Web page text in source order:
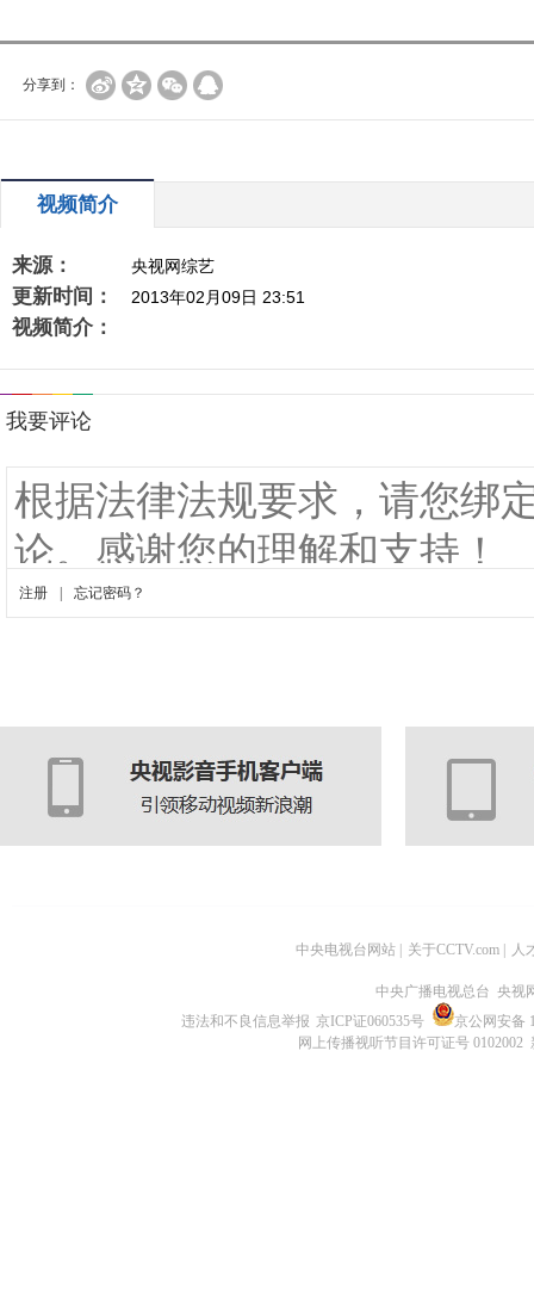
分享到：
视频简介
来源： 央视网综艺
更新时间： 2013年02月09日 23:51
视频简介：
中央电视台网站 关于CCTV.com 人
中央广播电视总台 央视
违法和不良信息举报 京ICP证060535号
京公网安备
网上传播视听节目许可证号 0102002